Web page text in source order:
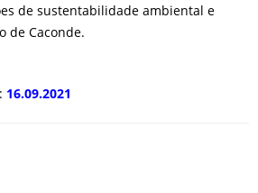
de sustentabilidade ambiental e
de Caconde.
: 16.09.2021